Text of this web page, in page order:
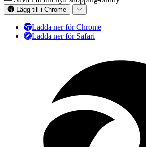
Lägg till i Chrome
Ladda ner för Chrome
Ladda ner för Safari